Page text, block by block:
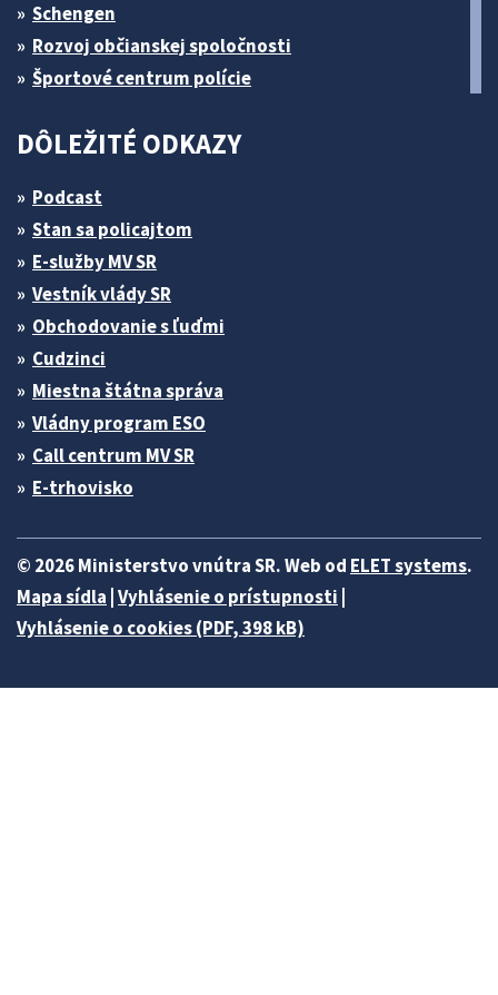
Schengen
Rozvoj občianskej spoločnosti
Športové centrum polície
DÔLEŽITÉ ODKAZY
Podcast
Stan sa policajtom
E-služby MV SR
Vestník vlády SR
Obchodovanie s ľuďmi
Cudzinci
Miestna štátna správa
Vládny program ESO
Call centrum MV SR
E-trhovisko
© 2026 Ministerstvo vnútra SR. Web od ELET systems.
Mapa sídla Vyhlásenie o prístupnosti
Vyhlásenie o cookies (PDF, 398 kB)